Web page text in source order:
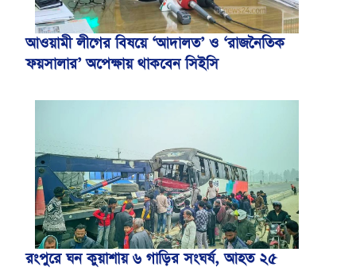
আওয়ামী লীগের বিষয়ে ‘আদালত’ ও ‘রাজনৈতিক
ফয়সালার’ অপেক্ষায় থাকবেন সিইসি
রংপুরে ঘন কুয়াশায় ৬ গাড়ির সংঘর্ষ, আহত ২৫